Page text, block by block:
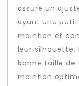
assure un
ayant une
maintien et
leur silhouette.
bonne taille de
maintien